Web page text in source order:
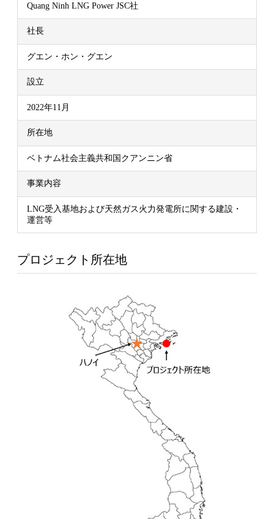
Quang Ninh LNG Power JSC社
社長
グエン・ホン・グエン
設立
2022年11月
所在地
ベトナム社会主義共和国クアンニン省
事業内容
LNG受入基地および天然ガス火力発電所に関する建設・
運営等
プロジェクト所在地